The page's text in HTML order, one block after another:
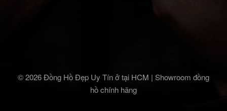
© 2026 Đồng Hồ Đẹp Uy Tín ở tại HCM | Showroom đồng
hồ chính hãng‎